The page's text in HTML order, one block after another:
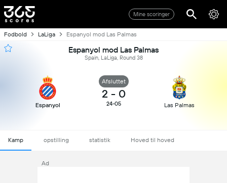
Mine scoringer
Fodbold LaLiga Espanyol mod Las Palmas
Espanyol mod Las Palmas
Spain, LaLiga, Round 38
Espanyol
Afsluttet
2 - 0
24-05 Las Palmas
Kamp opstilling statistik Hoved til hoved
Ad